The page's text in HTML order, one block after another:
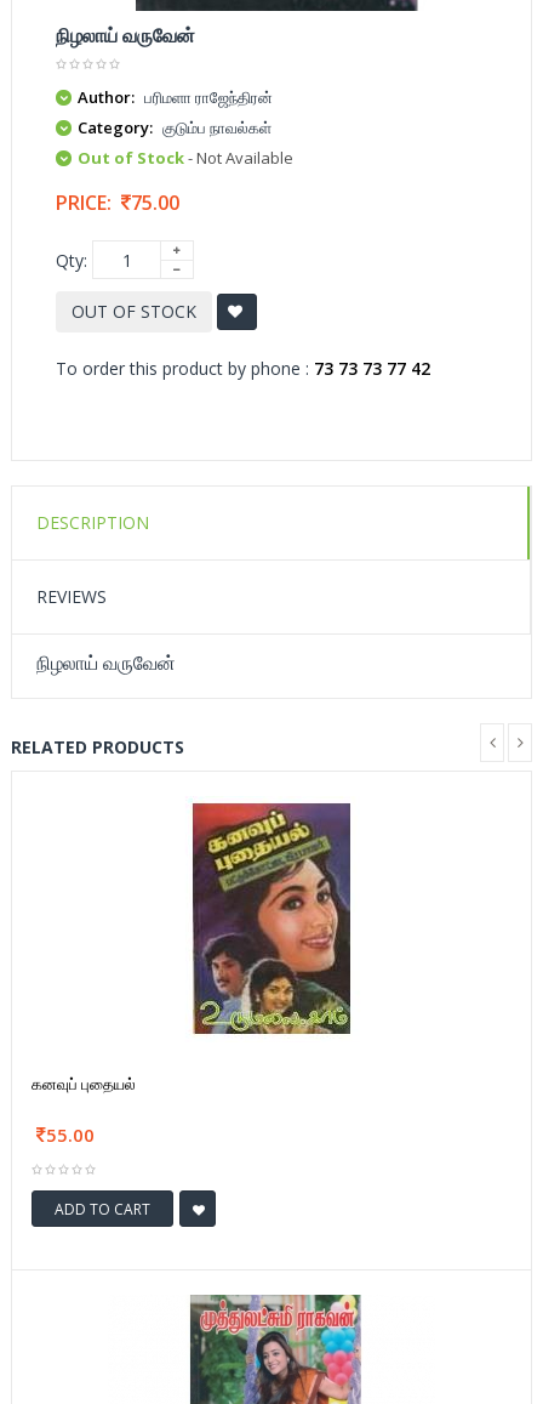
நிழலாய் வருவேன்
Author: பரிமளா ராஜேந்திரன்
Category: குடும்ப நாவல்கள்
Out of Stock- Not Available
PRICE: 75.00
Qty:
OUT OF STOCK
To order this product by phone : 73 73 73 77 42
DESCRIPTION
REVIEWS
நிழலாய் வருவேன்
RELATED PRODUCTS
கனவுப் புதையல்
55.00
ADD TO CART